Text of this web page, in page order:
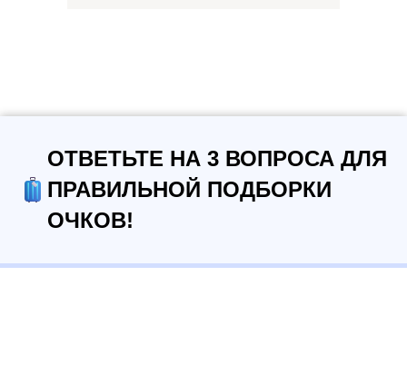
ОТВЕТЬТЕ НА 3 ВОПРОСА ДЛЯ
ПРАВИЛЬНОЙ ПОДБОРКИ
ОЧКОВ!